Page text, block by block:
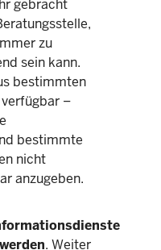
gebracht
zu
sein kann.
bestimmten
–
bestimmte
nicht
anzugeben.
. Weiter